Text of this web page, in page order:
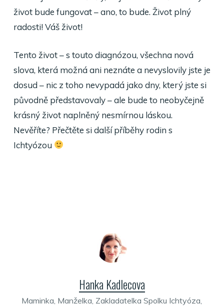
život bude fungovat – ano, to bude. Život plný
radosti! Váš život!
Tento život – s touto diagnózou, všechna nová
slova, která možná ani neznáte a nevyslovily jste je
dosud – nic z toho nevypadá jako dny, který jste si
původně představovaly – ale bude to neobyčejně
krásný život naplněný nesmírnou láskou.
Nevěříte? Přečtěte si další příběhy rodin s
Ichtyózou
Hanka Kadlecova
Maminka, Manželka, Zakladatelka Spolku Ichtyóza,